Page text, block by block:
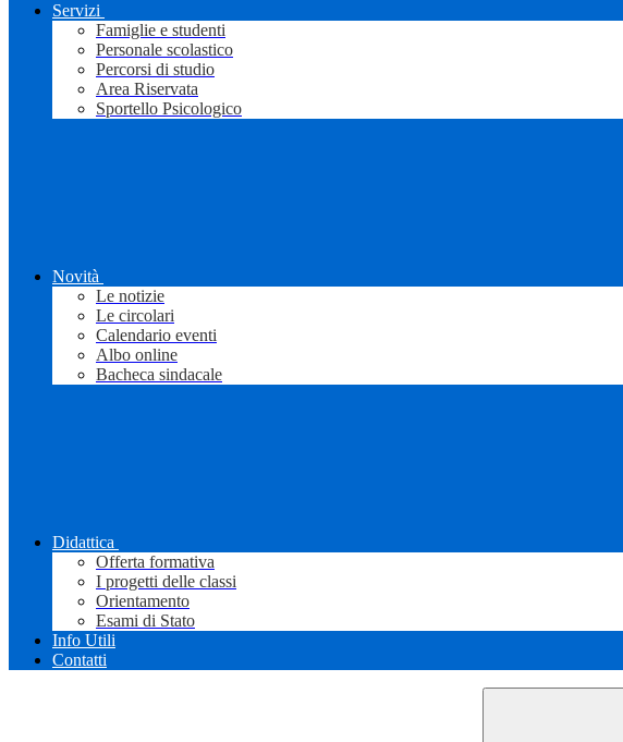
Servizi
Famiglie e studenti
Personale scolastico
Percorsi di studio
Area Riservata
Sportello Psicologico
Novità
Le notizie
Le circolari
Calendario eventi
Albo online
Bacheca sindacale
Didattica
Offerta formativa
I progetti delle classi
Orientamento
Esami di Stato
Info Utili
Contatti